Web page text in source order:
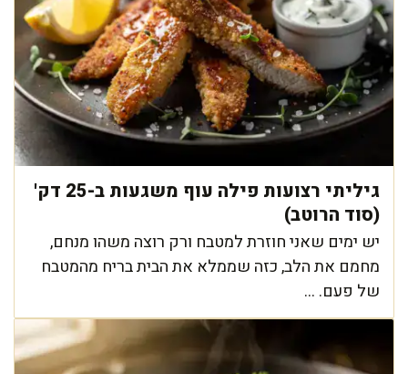
גיליתי רצועות פילה עוף משגעות ב-25 דק'
(סוד הרוטב)
יש ימים שאני חוזרת למטבח ורק רוצה משהו מנחם,
מחמם את הלב, כזה שממלא את הבית בריח מהמטבח
של פעם. ...